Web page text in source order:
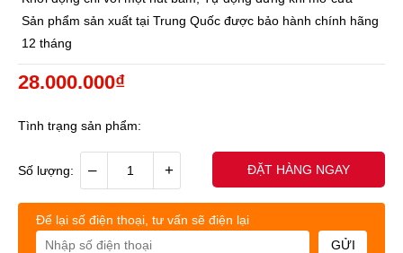
Sản phẩm sản xuất tại Trung Quốc được bảo hành chính hãng
12 tháng
28.000.000₫
Tình trạng sản phẩm:
Số lượng: – + ĐẶT HÀNG NGAY
Để lại số điện thoại, tư vấn sẽ điện lại
GỬI